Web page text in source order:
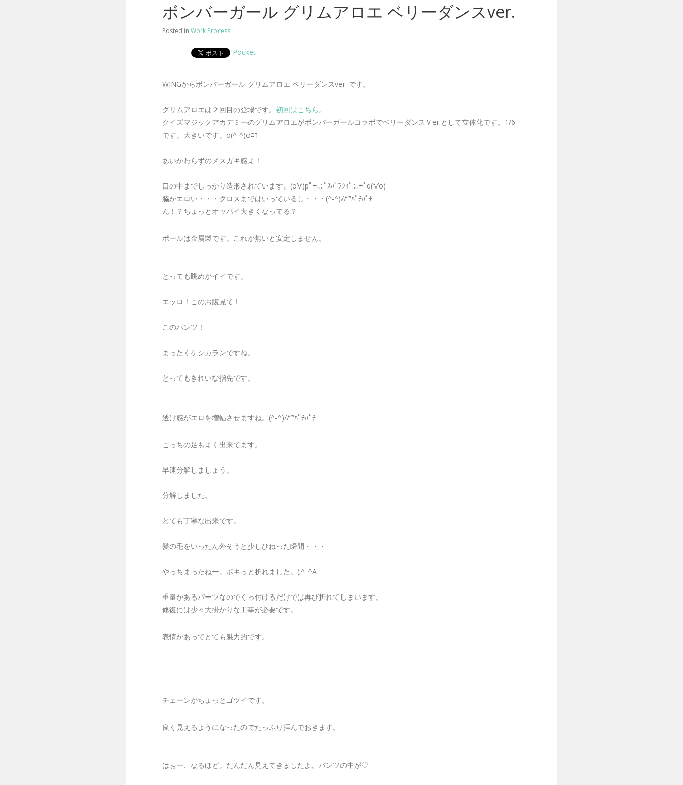
ボンバーガール グリムアロエ ベリーダンスver.
Posted in Work Process
Pocket
WINGからボンバーガール グリムアロエ ベリーダンスver. です。
グリムアロエは２回目の登場です。 初回はこちら。
クイズマジックアカデミーのグリムアロエがボンバーガールコラボでベリーダンスＶer.として立体化です。1/6
です。大きいです。o(^-^)oﾆｺ
あいかわらずのメスガキ感よ！
口の中までしっかり造形されています。(o’v’)pﾟ+｡:.ﾟｽﾊﾞﾗｼｨﾟ.:｡+ﾟq(‘v’o)
脇がエロい・・・グロスまではいっているし・・・(^-^)//””ﾊﾟﾁﾊﾟﾁ
ん！？ちょっとオッパイ大きくなってる？
ポールは金属製です。これが無いと安定しません。
とっても眺めがイイです。
エッロ！このお腹見て！
このパンツ！
まったくケシカランですね。
とってもきれいな指先です。
透け感がエロを増幅させますね。(^-^)//””ﾊﾟﾁﾊﾟﾁ
こっちの足もよく出来てます。
早速分解しましょう。
分解しました。
とても丁寧な出来です。
髪の毛をいったん外そうと少しひねった瞬間・・・
やっちまったねー。ポキっと折れました。(;^_^A
重量があるパーツなのでくっ付けるだけでは再び折れてしまいます。
修復には少々大掛かりな工事が必要です。
表情があってとても魅力的です。
チェーンがちょっとゴツイです。
良く見えるようになったのでたっぷり拝んでおきます。
はぉー、なるほど。だんだん見えてきましたよ。パンツの中が♡